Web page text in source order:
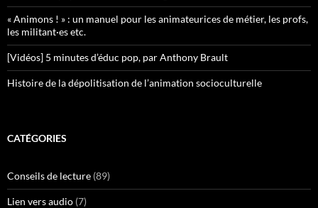
« Animons ! » : un manuel pour les animateurices de métier, les profs,
les militant·es etc.
[Vidéos] 5 minutes d’éduc pop, par Anthony Brault
Histoire de la dépolitisation de l’animation socioculturelle
CATÉGORIES
Conseils de lecture (89)
Lien vers audio (7)